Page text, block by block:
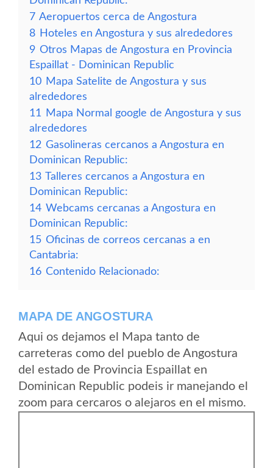
7 Aeropuertos cerca de Angostura
8 Hoteles en Angostura y sus alrededores
9 Otros Mapas de Angostura en Provincia
Espaillat - Dominican Republic
10 Mapa Satelite de Angostura y sus
alrededores
11
Mapa Normal google de Angostura y sus
alrededores
12 Gasolineras cercanos a Angostura en
Dominican Republic:
13 Talleres cercanos a Angostura en
Dominican Republic:
14 Webcams cercanas a Angostura en
Dominican Republic:
15 Oficinas de correos cercanas a en
Cantabria:
16 Contenido Relacionado:
MAPA DE ANGOSTURA
Aqui os dejamos el Mapa tanto de
carreteras como del pueblo de Angostura
del estado de Provincia Espaillat en
Dominican Republic podeis ir manejando el
zoom para cercaros o alejaros en el mismo.